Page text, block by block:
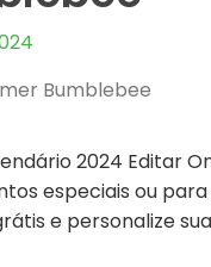
Bumblebee
2024 Editar
especiais ou
e personalize